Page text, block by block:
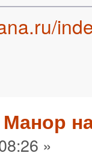
Манор
»